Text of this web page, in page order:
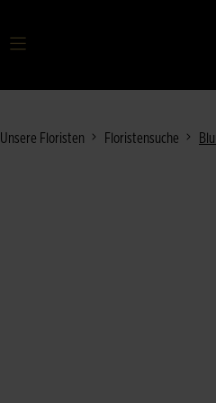
Unsere Floristen Floristensuche